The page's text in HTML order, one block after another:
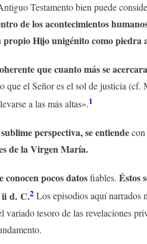
Testamento bien puede
de los acontecimientos
propio Hijo unigénito como piedra
que cuanto más se
que el Señor es el sol de justicia
a las más altas».1
perspectiva, se entiende
de la Virgen María.
conocen pocos datosfiables. Éstos
ii d. C.2 Los episodios aquí narrados
variado tesoro de las revelaciones